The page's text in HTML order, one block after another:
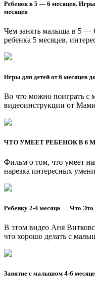
Ребенок в 5 — 6 месяцев.
месяцев
Чем занять малыша в 5 —
ребенка 5 месяцев,
Игры для детей от 6 месяцев
Во что можно поиграть с
видеоинструкции от
ЧТО УМЕЕТ РЕБЕНОК В 6
Фильм о том, что умеет
нарезка интересных
Ребенку 2-4 месяца — Что
В этом видео Аня
что хорошо делать с
Занятие с малышом 4-6